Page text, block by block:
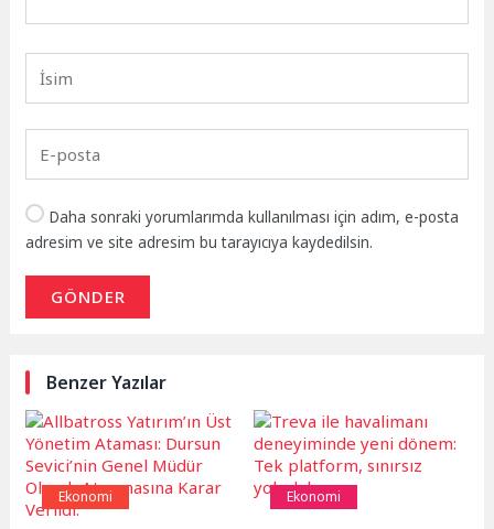
Daha sonraki yorumlarımda kullanılması için adım, e-posta
adresim ve site adresim bu tarayıcıya kaydedilsin.
GÖNDER
Benzer Yazılar
Ekonomi Ekonomi